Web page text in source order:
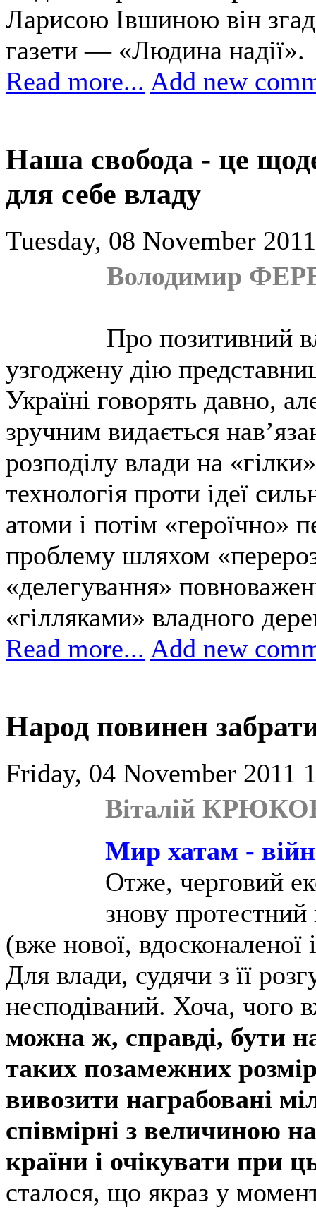
Ларисою Івшиною він
газети — «Людина надії».
Read more... Add new
Наша свобода - це
для себе владу
Tuesday, 08 November
Володимир
Про позитивний
узгоджену дію
Україні говорять давно,
зручним видається
розподілу влади на
технологія проти ідеї
атоми і потім «героїчно»
проблему шляхом
«делегування»
«гілляками» владного
Read more... Add new
Народ повинен
Friday, 04 November 2011
Віталій
Мир хатам -
Отже, черговий
знову
(вже нової, вдосконаленої
Для влади, судячи з її
несподіваний. Хоча, чого
можна ж, справді, бути
таких позамежних
вивозити награбовані
співмірні з величиною
країни і очікувати при
сталося, що якраз у